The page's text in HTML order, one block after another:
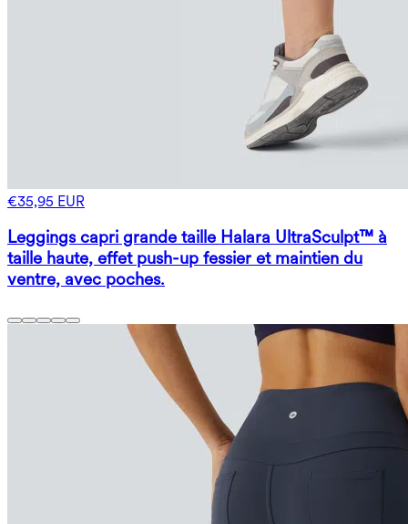
€35,95 EUR
Leggings capri grande taille Halara UltraSculpt™ à
taille haute, effet push-up fessier et maintien du
ventre, avec poches.